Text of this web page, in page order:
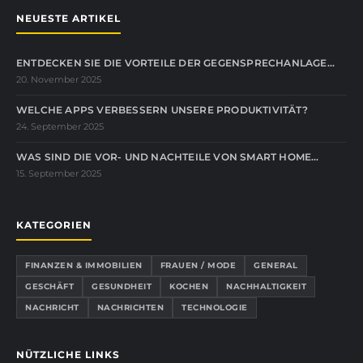
NEUESTE ARTIKEL
ENTDECKEN SIE DIE VORTEILE DER GEGENSPRECHANLAGE…
20. November 2025
WELCHE APPS VERBESSERN UNSERE PRODUKTIVITÄT?
24. September 2025
WAS SIND DIE VOR- UND NACHTEILE VON SMART HOME…
15. September 2025
KATEGORIEN
FINANZEN & IMMOBILIEN FRAUEN / MODE
GENERAL
GESCHÄFT
GESUNDHEIT KOCHEN
NACHHALTIGKEIT
NACHRICHT
NACHRICHTEN TECHNOLOGIE
NÜTZLICHE LINKS